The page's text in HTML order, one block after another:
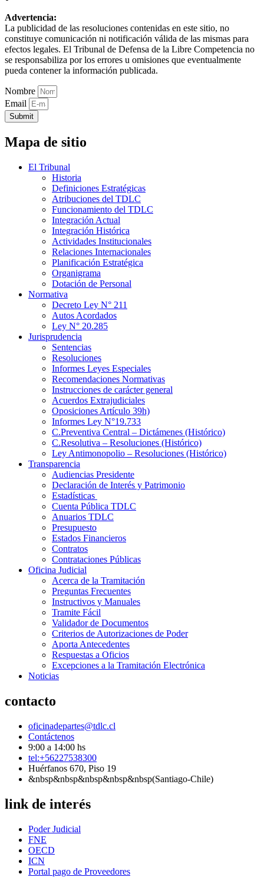
Advertencia:
La publicidad de las resoluciones contenidas en este sitio, no
constituye comunicación ni notificación válida de las mismas para
efectos legales. El Tribunal de Defensa de la Libre Competencia no
se responsabiliza por los errores u omisiones que eventualmente
pueda contener la información publicada.
Nombre
Email
Submit
Mapa de sitio
El Tribunal
Historia
Definiciones Estratégicas
Atribuciones del TDLC
Funcionamiento del TDLC
Integración Actual
Integración Histórica
Actividades Institucionales
Relaciones Internacionales
Planificación Estratégica
Organigrama
Dotación de Personal
Normativa
Decreto Ley N° 211
Autos Acordados
Ley N° 20.285
Jurisprudencia
Sentencias
Resoluciones
Informes Leyes Especiales
Recomendaciones Normativas
Instrucciones de carácter general
Acuerdos Extrajudiciales
Oposiciones Artículo 39h)
Informes Ley N°19.733
C.Preventiva Central – Dictámenes (Histórico)
C.Resolutiva – Resoluciones (Histórico)
Ley Antimonopolio – Resoluciones (Histórico)
Transparencia
Audiencias Presidente
Declaración de Interés y Patrimonio
Estadísticas
Cuenta Pública TDLC
Anuarios TDLC
Presupuesto
Estados Financieros
Contratos
Contrataciones Públicas
Oficina Judicial
Acerca de la Tramitación
Preguntas Frecuentes
Instructivos y Manuales
Tramite Fácil
Validador de Documentos
Criterios de Autorizaciones de Poder
Aporta Antecedentes
Respuestas a Oficios
Excepciones a la Tramitación Electrónica
Noticias
contacto
oficinadepartes@tdlc.cl
Contáctenos
9:00 a 14:00 hs
tel:+56227538300
Huérfanos 670, Piso 19
&nbsp&nbsp&nbsp&nbsp&nbsp(Santiago-Chile)
link de interés
Poder Judicial
FNE
OECD
ICN
Portal pago de Proveedores